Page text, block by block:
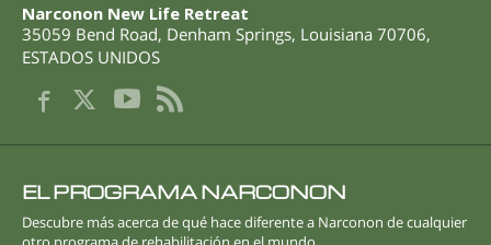
Narconon New Life Retreat
35059 Bend Road, Denham Springs, Louisiana 70706,
ESTADOS UNIDOS
EL PROGRAMA NARCONON
Descubre más acerca de qué hace diferente a Narconon de cualquier